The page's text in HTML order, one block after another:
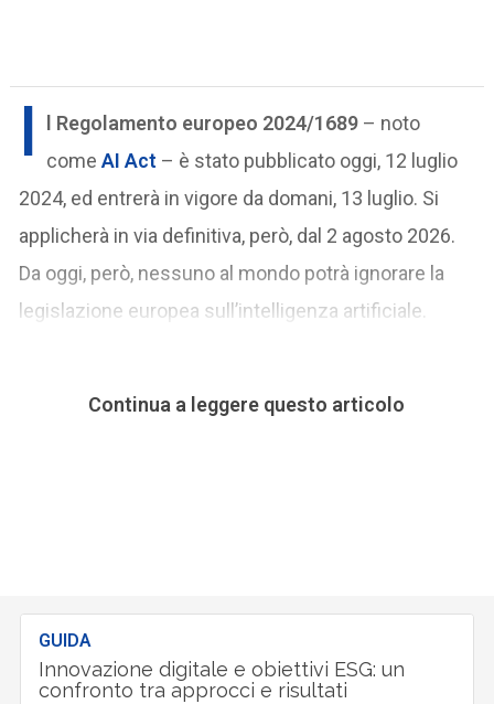
I l Regolamento europeo 2024/1689 – noto
come AI Act – è stato pubblicato oggi, 12 luglio
2024, ed entrerà in vigore da domani, 13 luglio. Si
applicherà in via definitiva, però, dal 2 agosto 2026.
Da oggi, però, nessuno al mondo potrà ignorare la
legislazione europea sull’intelligenza artificiale.
Continua a leggere questo articolo
GUIDA
Innovazione digitale e obiettivi ESG: un
confronto tra approcci e risultati